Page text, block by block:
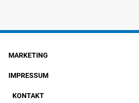
MARKETING
IMPRESSUM
KONTAKT